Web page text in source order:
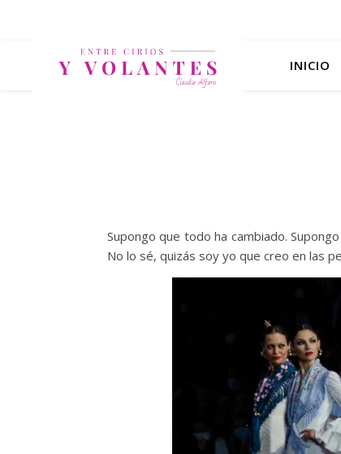
INICIO
Supongo que todo ha cambiado.
No lo sé, quizás soy yo que creo en las